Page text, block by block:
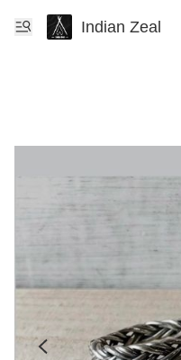
Indian Zeal